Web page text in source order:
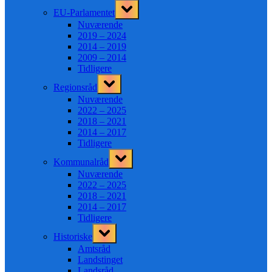
EU-Parlamentet
Toggle
sub-
menu
Nuværende
2019 – 2024
2014 – 2019
2009 – 2014
Tidligere
Regionsråd
Toggle
sub-
menu
Nuværende
2022 – 2025
2018 – 2021
2014 – 2017
Tidligere
Kommunalråd
Toggle
sub-
menu
Nuværende
2022 – 2025
2018 – 2021
2014 – 2017
Tidligere
Historiske
Toggle
sub-
menu
Amtsråd
Landstinget